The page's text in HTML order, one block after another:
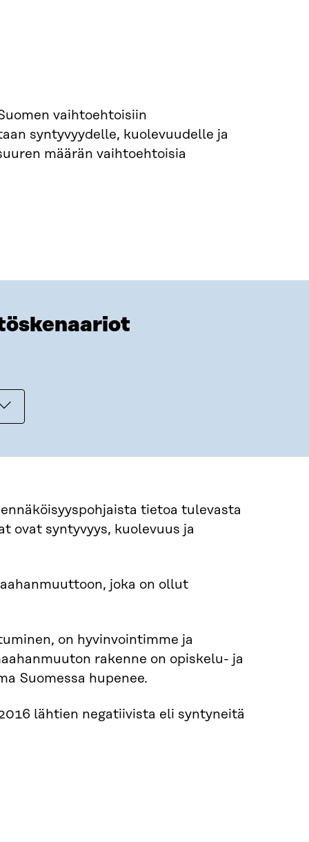
vaihtoehtoisiin
syntyvyydelle, kuolevuudelle ja
määrän vaihtoehtoisia
tietoa tulevasta
ovat syntyvyys, kuolevuus ja
joka on ollut
on hyvinvointimme ja
rakenne on opiskelu- ja
Suomessa hupenee.
lähtien negatiivista eli syntyneitä